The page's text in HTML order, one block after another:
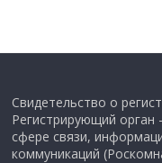
Свидетельство о
Регистрирующий орган
сфере связи,
коммуникаций